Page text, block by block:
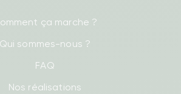
ça marche ?
Qui sommes-nous ?
FAQ
Nos réalisations